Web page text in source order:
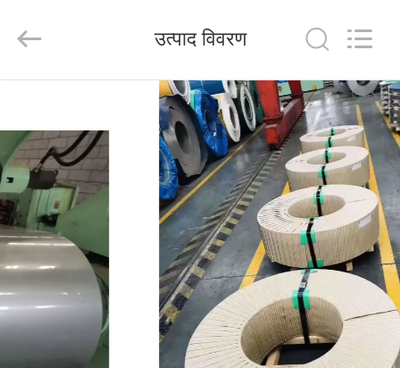
उत्पादों
वीडियो
हमारे
बारे
में
Product
Co.,Ltd.
Reserved.
उत्पाद विवरण